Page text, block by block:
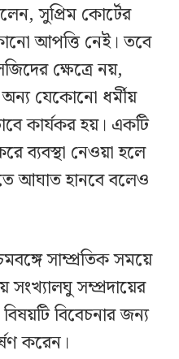
সুপ্রিম কোর্টের
আপত্তি নেই। তবে
ক্ষেত্রে নয়,
অন্য যেকোনো ধর্মীয়
কার্যকর হয়। একটি
ব্যবস্থা নেওয়া হলে
আঘাত হানবে বলেও
সাম্প্রতিক সময়ে
সম্প্রদায়ের
বিবেচনার জন্য
করেন।